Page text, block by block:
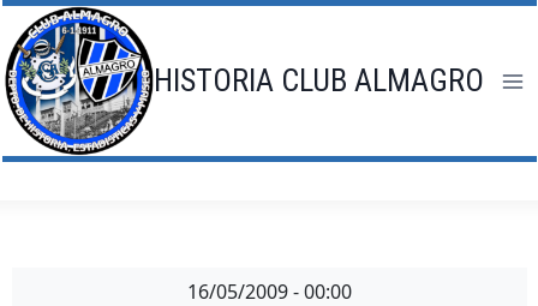
Saltar
al
contenido
HISTORIA CLUB ALMAGRO
16/05/2009 - 00:00